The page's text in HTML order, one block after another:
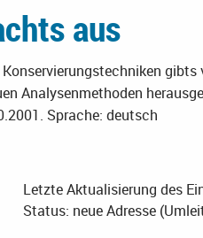
aus
gibts
Analysenmethoden
Sprache: deutsch
Letzte Aktualisierung des
Status: neue Adresse